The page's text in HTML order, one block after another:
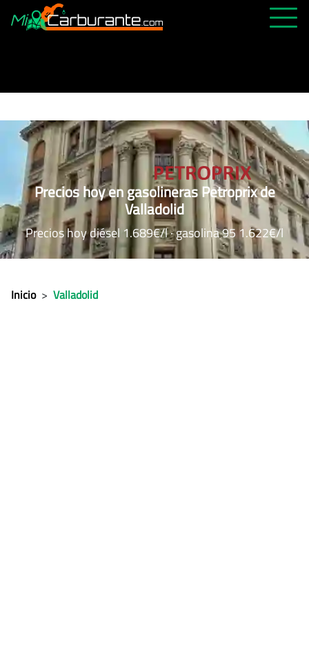
ABIERTAS 24H
ÚLTIMAS MATRÍCULAS
FAVORITAS
Precios hoy en gasolineras Petroprix de
Valladolid
Precios hoy diésel 1.689€/l · gasolina 95 1.622€/l
Inicio > Valladolid